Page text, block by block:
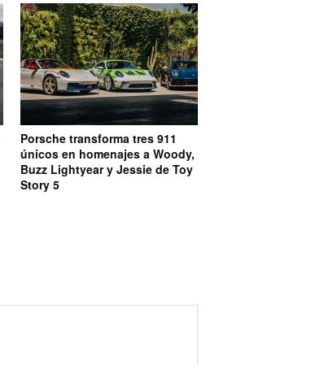
Porsche transforma tres 911
únicos en homenajes a Woody,
Buzz Lightyear y Jessie de Toy
Story 5